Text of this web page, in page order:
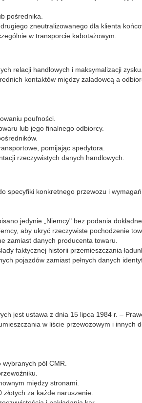
pośrednika.
zneutralizowanego dla klienta
w transporcie kabotażowym.
relacji handlowych i maksymalizacji
kontaktów między załadowcą a
poufności.
lub jego finalnego odbiorcy.
pomijając spedytora.
rzeczywistych danych handlowych.
specyfiki konkretnego przewozu i wymagań
jedynie „Niemcy" bez podania
aby ukryć rzeczywiste pochodzenie
zamiast danych producenta towaru.
faktycznej historii przemieszczania
pojazdów zamiast pełnych danych
jest ustawa z dnia 15 lipca 1984 r. –
w liście przewozowym i innych
pól CMR.
między stronami.
za każde naruszenie.